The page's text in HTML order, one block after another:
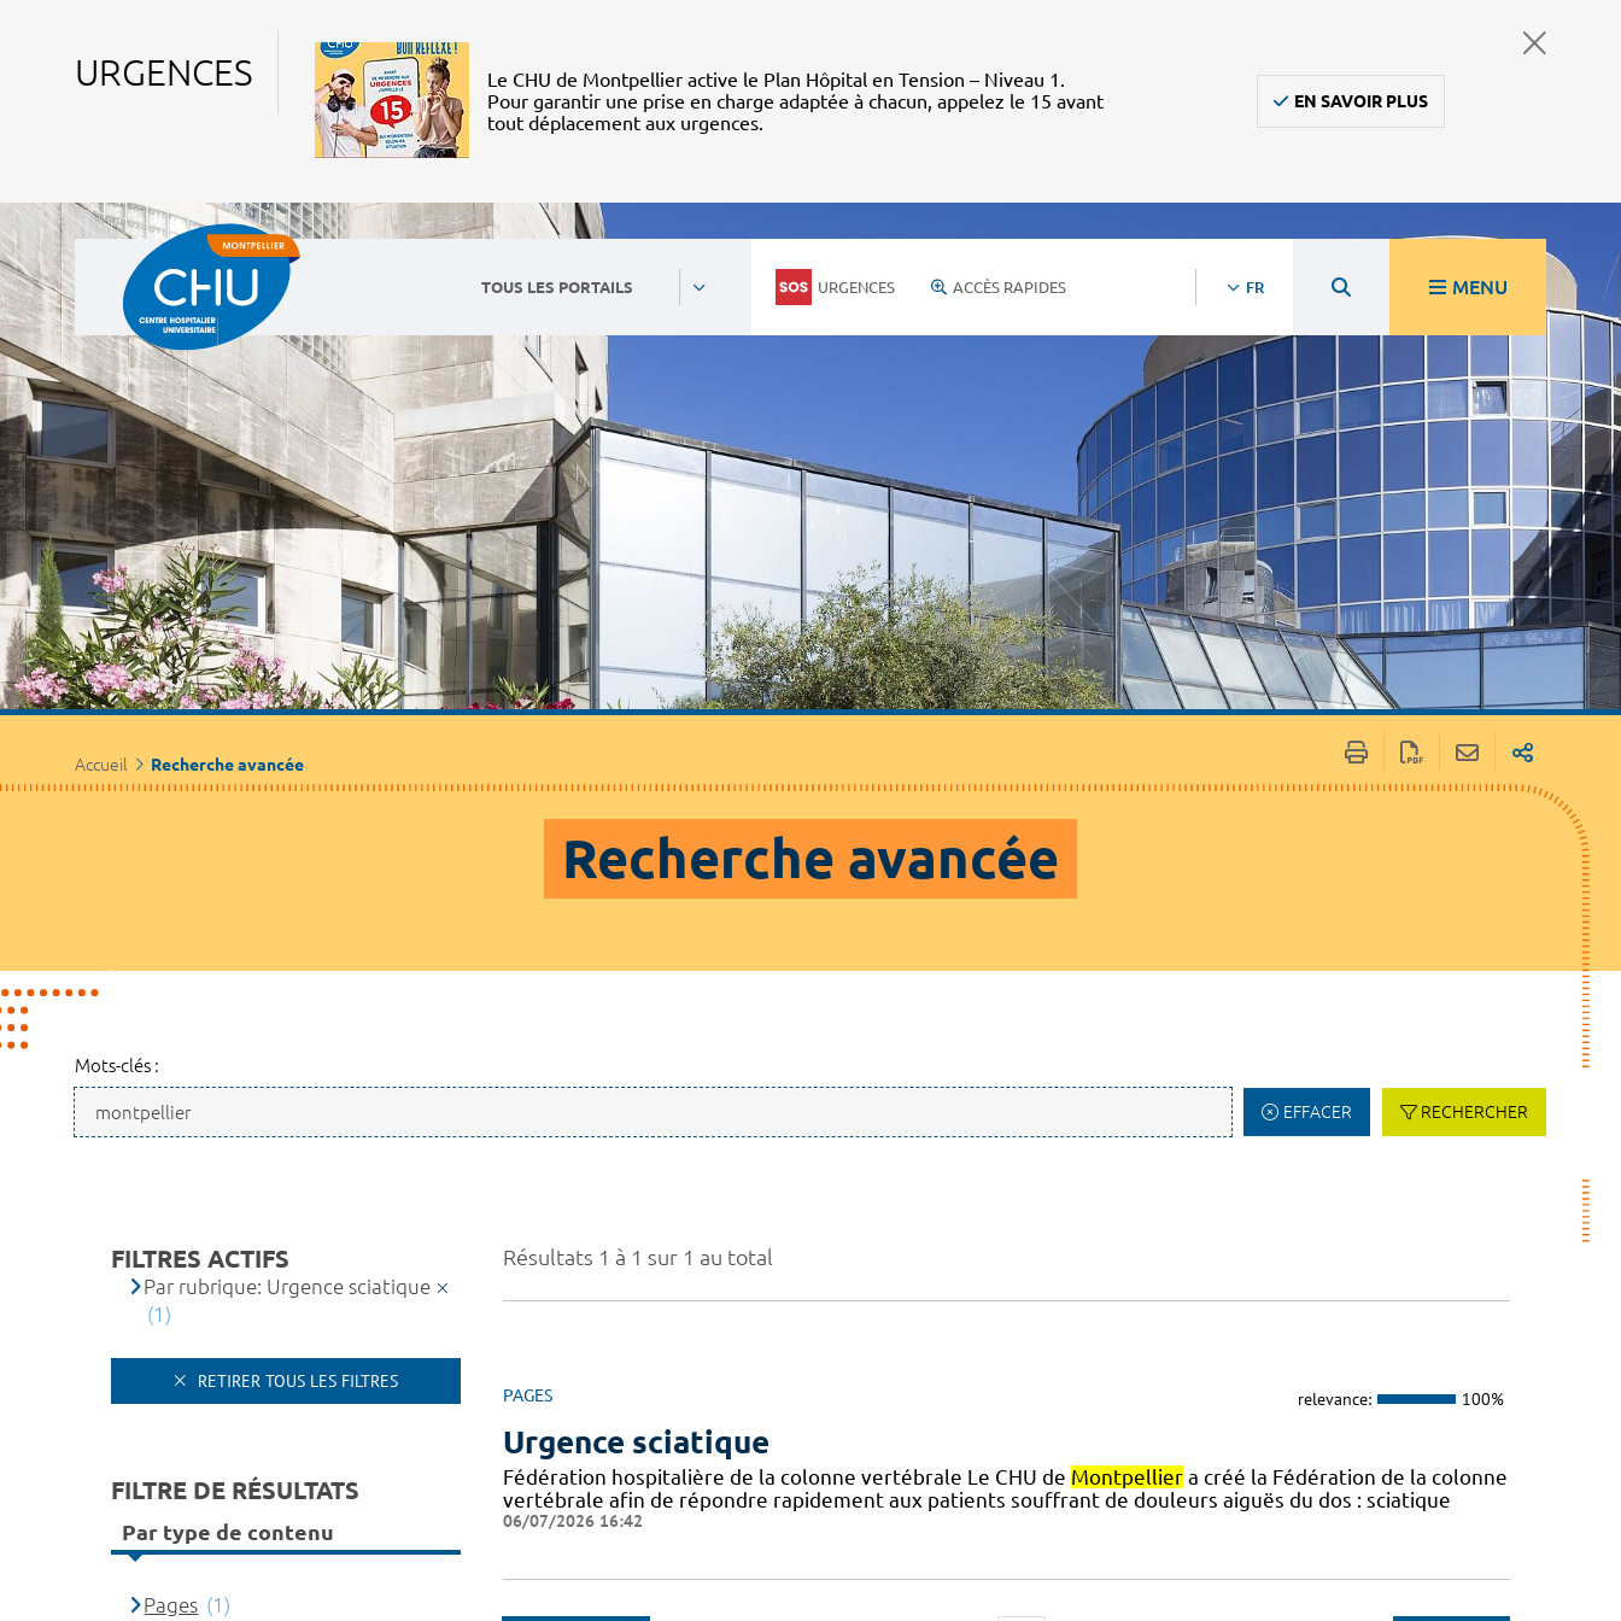
URGENCES
Le CHU de Montpellier active le Plan Hôpital en Tension – Niveau 1.
Pour garantir une prise en charge adaptée à chacun, appelez le 15 avant
tout déplacement aux urgences.
EN SAVOIR PLUS
TOUS LES PORTAILS URGENCES ACCÈS RAPIDES FR MENU
Accueil Recherche avancée
Recherche avancée
Mots-clés :
EFFACER RECHERCHER
Résultats 1 à 1 sur 1 au total
PAGES relevance: 100%
Urgence sciatique
Fédération hospitalière de la colonne vertébrale Le CHU de Montpelliera créé la Fédération de la colonne
vertébrale afin de répondre rapidement aux patients souffrant de douleurs aiguës du dos : sciatique
06/07/2026 16:42
FILTRES ACTIFS
Par rubrique: Urgence sciatique
(1)
RETIRER TOUS LES FILTRES
FILTRE DE RÉSULTATS
Par type de contenu
Pages (1)